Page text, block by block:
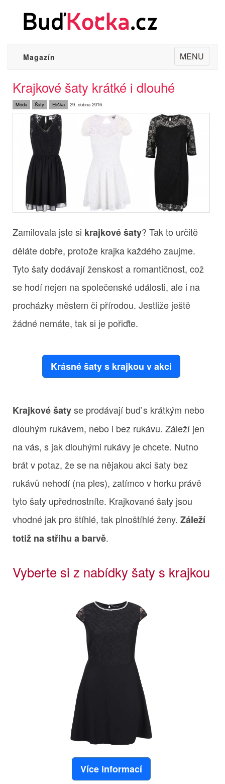
Toggle
navigation
MENU
Magazín
Krajkové šaty krátké i dlouhé
Móda Šaty Eliška 29. dubna 2016
Zamilovala jste si krajkové šaty? Tak to určitě
děláte dobře, protože krajka každého zaujme.
Tyto šaty dodávají ženskost a romantičnost, což
se hodí nejen na společenské události, ale i na
procházky městem či přírodou. Jestliže ještě
žádné nemáte, tak si je pořiďte.
Krásné šaty s krajkou v akci
Krajkové šatyse prodávají buď s krátkým nebo
dlouhým rukávem, nebo i bez rukávu. Záleží jen
na vás, s jak dlouhými rukávy je chcete. Nutno
brát v potaz, že se na nějakou akci šaty bez
rukávů nehodí (na ples), zatímco v horku právě
tyto šaty upřednostníte. Krajkované šaty jsou
vhodné jak pro štíhlé, tak plnoštíhlé ženy. Záleží
totiž na střihu a barvě.
Vyberte si z nabídky šaty s krajkou
Více informací